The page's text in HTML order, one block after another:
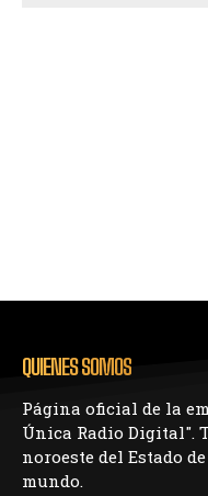
QUIENES SOMOS
Página oficial de la
Única Radio Digital".
noroeste del Estado
mundo.